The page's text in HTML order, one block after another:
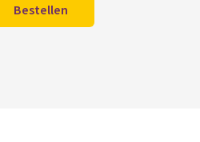
Bestellen